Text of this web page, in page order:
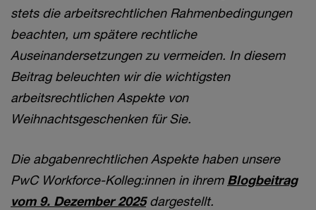
stets die arbeitsrechtlichen Rahmenbedingungen
beachten, um spätere rechtliche
Auseinandersetzungen zu vermeiden. In diesem
Beitrag beleuchten wir die wichtigsten
arbeitsrechtlichen Aspekte von
Weihnachtsgeschenken für Sie.
Die abgabenrechtlichen Aspekte haben unsere
PwC Workforce-Kolleg:innen in ihrem Blogbeitrag
vom 9. Dezember 2025dargestellt.